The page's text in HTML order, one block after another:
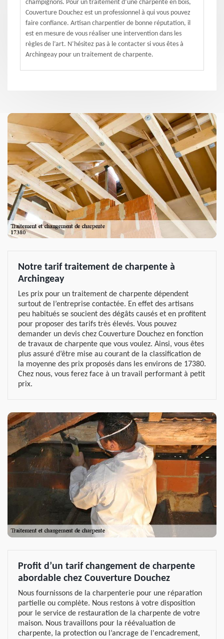
champignons. Pour un traitement d’une charpente en bois,
Couverture Douchez est un professionnel à qui vous pouvez
faire confiance. Artisan charpentier de bonne réputation, il
est en mesure de vous réaliser une intervention dans les
règles de l’art. N’hésitez pas à le contacter si vous êtes à
Archingeay pour un traitement de charpente.
Notre tarif traitement de charpente à
Archingeay
Les prix pour un traitement de charpente dépendent
surtout de l’entreprise contactée. En effet des artisans
peu habitués se soucient des dégâts causés et en profitent
pour proposer des tarifs très élevés. Vous pouvez
demander un devis chez Couverture Douchez en fonction
de travaux de charpente que vous voulez. Ainsi, vous êtes
plus assuré d’être mise au courant de la classification de
la moyenne des prix proposés dans les environs de 17380.
Chez nous, vous ferez face à un travail performant à petit
prix.
Profit d’un tarif changement de charpente
abordable chez Couverture Douchez
Nous fournissons de la charpenterie pour une réparation
partielle ou complète. Nous restons à votre disposition
pour le service de restauration de la charpente de votre
maison. Nous travaillons pour la réévaluation de
charpente, la protection ou l’ancrage de l'encadrement,